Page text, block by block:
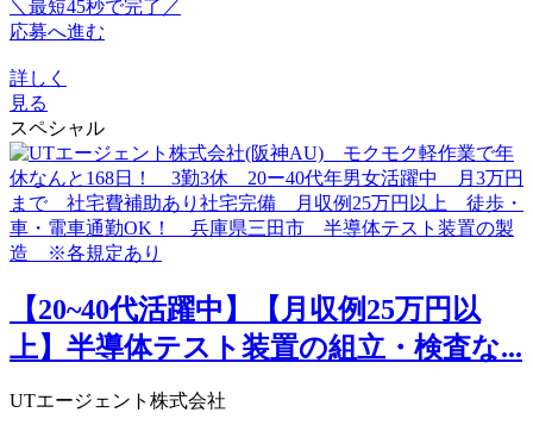
＼最短45秒で完了／
応募へ進む
詳しく
見る
スペシャル
【20~40代活躍中】【月収例25万円以
上】半導体テスト装置の組立・検査な...
UTエージェント株式会社